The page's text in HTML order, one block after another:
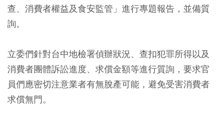
查、消費者權益及食安監管」進行專題報告，並備質
詢。
立委們針對台中地檢署偵辦狀況、查扣犯罪所得以及
消費者團體訴訟進度、求償金額等進行質詢，要求官
員們應密切注意業者有無脫產可能，避免受害消費者
求償無門。